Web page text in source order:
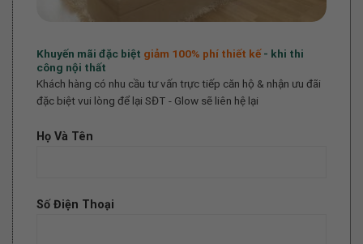
Khuyến mãi đặc biệt giảm 100% phí thiết kế- khi thi
công nội thất
Khách hàng có nhu cầu tư vấn trực tiếp căn hộ & nhận ưu đãi
đặc biệt vui lòng để lại SĐT - Glow sẽ liên hệ lại
Họ Và Tên
Số Điện Thoại